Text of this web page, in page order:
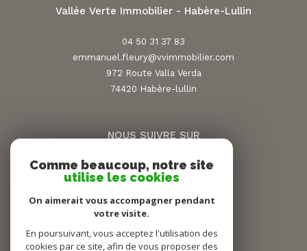
Vallée Verte Immobilier - Habère-Lullin
04 50 31 37 83
emmanuel.fleury@vvimmobilier.com
972 Route Valla Verda
74420
habère-lullin
NOUS SUIVRE SUR
ADHÉRENTS
Comme beaucoup, notre site
utilise les cookies
On aimerait vous accompagner pendant
votre visite.
En poursuivant, vous acceptez l'utilisation des
cookies par ce site, afin de vous proposer des